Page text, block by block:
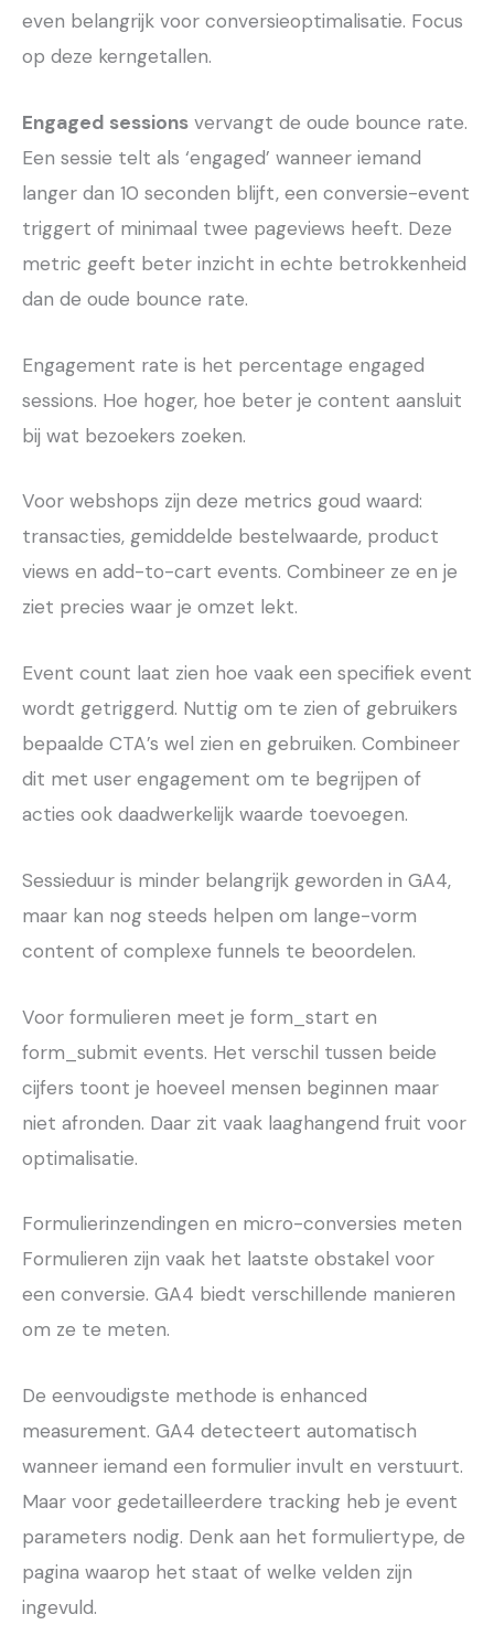
even belangrijk voor conversieoptimalisatie. Focus
op deze kerngetallen.
Engaged sessions vervangt de oude bounce rate.
Een sessie telt als ‘engaged’ wanneer iemand
langer dan 10 seconden blijft, een conversie-event
triggert of minimaal twee pageviews heeft. Deze
metric geeft beter inzicht in echte betrokkenheid
dan de oude bounce rate.
Engagement rate is het percentage engaged
sessions. Hoe hoger, hoe beter je content aansluit
bij wat bezoekers zoeken.
Voor webshops zijn deze metrics goud waard:
transacties, gemiddelde bestelwaarde, product
views en add-to-cart events. Combineer ze en je
ziet precies waar je omzet lekt.
Event count laat zien hoe vaak een specifiek event
wordt getriggerd. Nuttig om te zien of gebruikers
bepaalde CTA’s wel zien en gebruiken. Combineer
dit met user engagement om te begrijpen of
acties ook daadwerkelijk waarde toevoegen.
Sessieduur is minder belangrijk geworden in GA4,
maar kan nog steeds helpen om lange-vorm
content of complexe funnels te beoordelen.
Voor formulieren meet je form_start en
form_submit events. Het verschil tussen beide
cijfers toont je hoeveel mensen beginnen maar
niet afronden. Daar zit vaak laaghangend fruit voor
optimalisatie.
Formulierinzendingen en micro-conversies meten
Formulieren zijn vaak het laatste obstakel voor
een conversie. GA4 biedt verschillende manieren
om ze te meten.
De eenvoudigste methode is enhanced
measurement. GA4 detecteert automatisch
wanneer iemand een formulier invult en verstuurt.
Maar voor gedetailleerdere tracking heb je event
parameters nodig. Denk aan het formuliertype, de
pagina waarop het staat of welke velden zijn
ingevuld.